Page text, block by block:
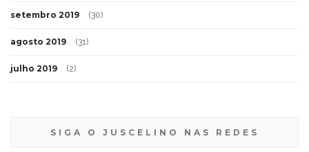
setembro 2019 (30)
agosto 2019 (31)
julho 2019 (2)
SIGA O JUSCELINO NAS REDES